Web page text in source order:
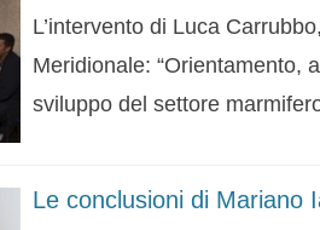
L’intervento di Luca
Meridionale: “Orientamento,
sviluppo del settore
Le conclusioni di Mariano